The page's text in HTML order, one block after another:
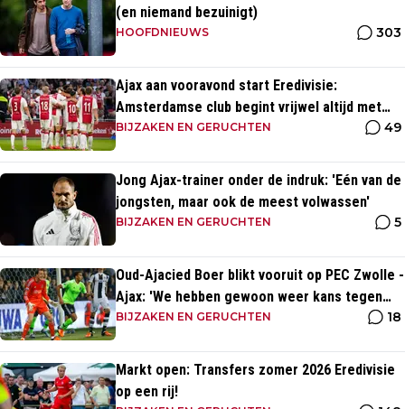
(en niemand bezuinigt)
HOOFDNIEUWS 303
Ajax aan vooravond start Eredivisie:
Amsterdamse club begint vrijwel altijd met
zege
BIJZAKEN EN GERUCHTEN 49
Jong Ajax-trainer onder de indruk: 'Eén van de
jongsten, maar ook de meest volwassen'
BIJZAKEN EN GERUCHTEN 5
Oud-Ajacied Boer blikt vooruit op PEC Zwolle -
Ajax: 'We hebben gewoon weer kans tegen
Ajax'
BIJZAKEN EN GERUCHTEN 18
Markt open: Transfers zomer 2026 Eredivisie
op een rij!